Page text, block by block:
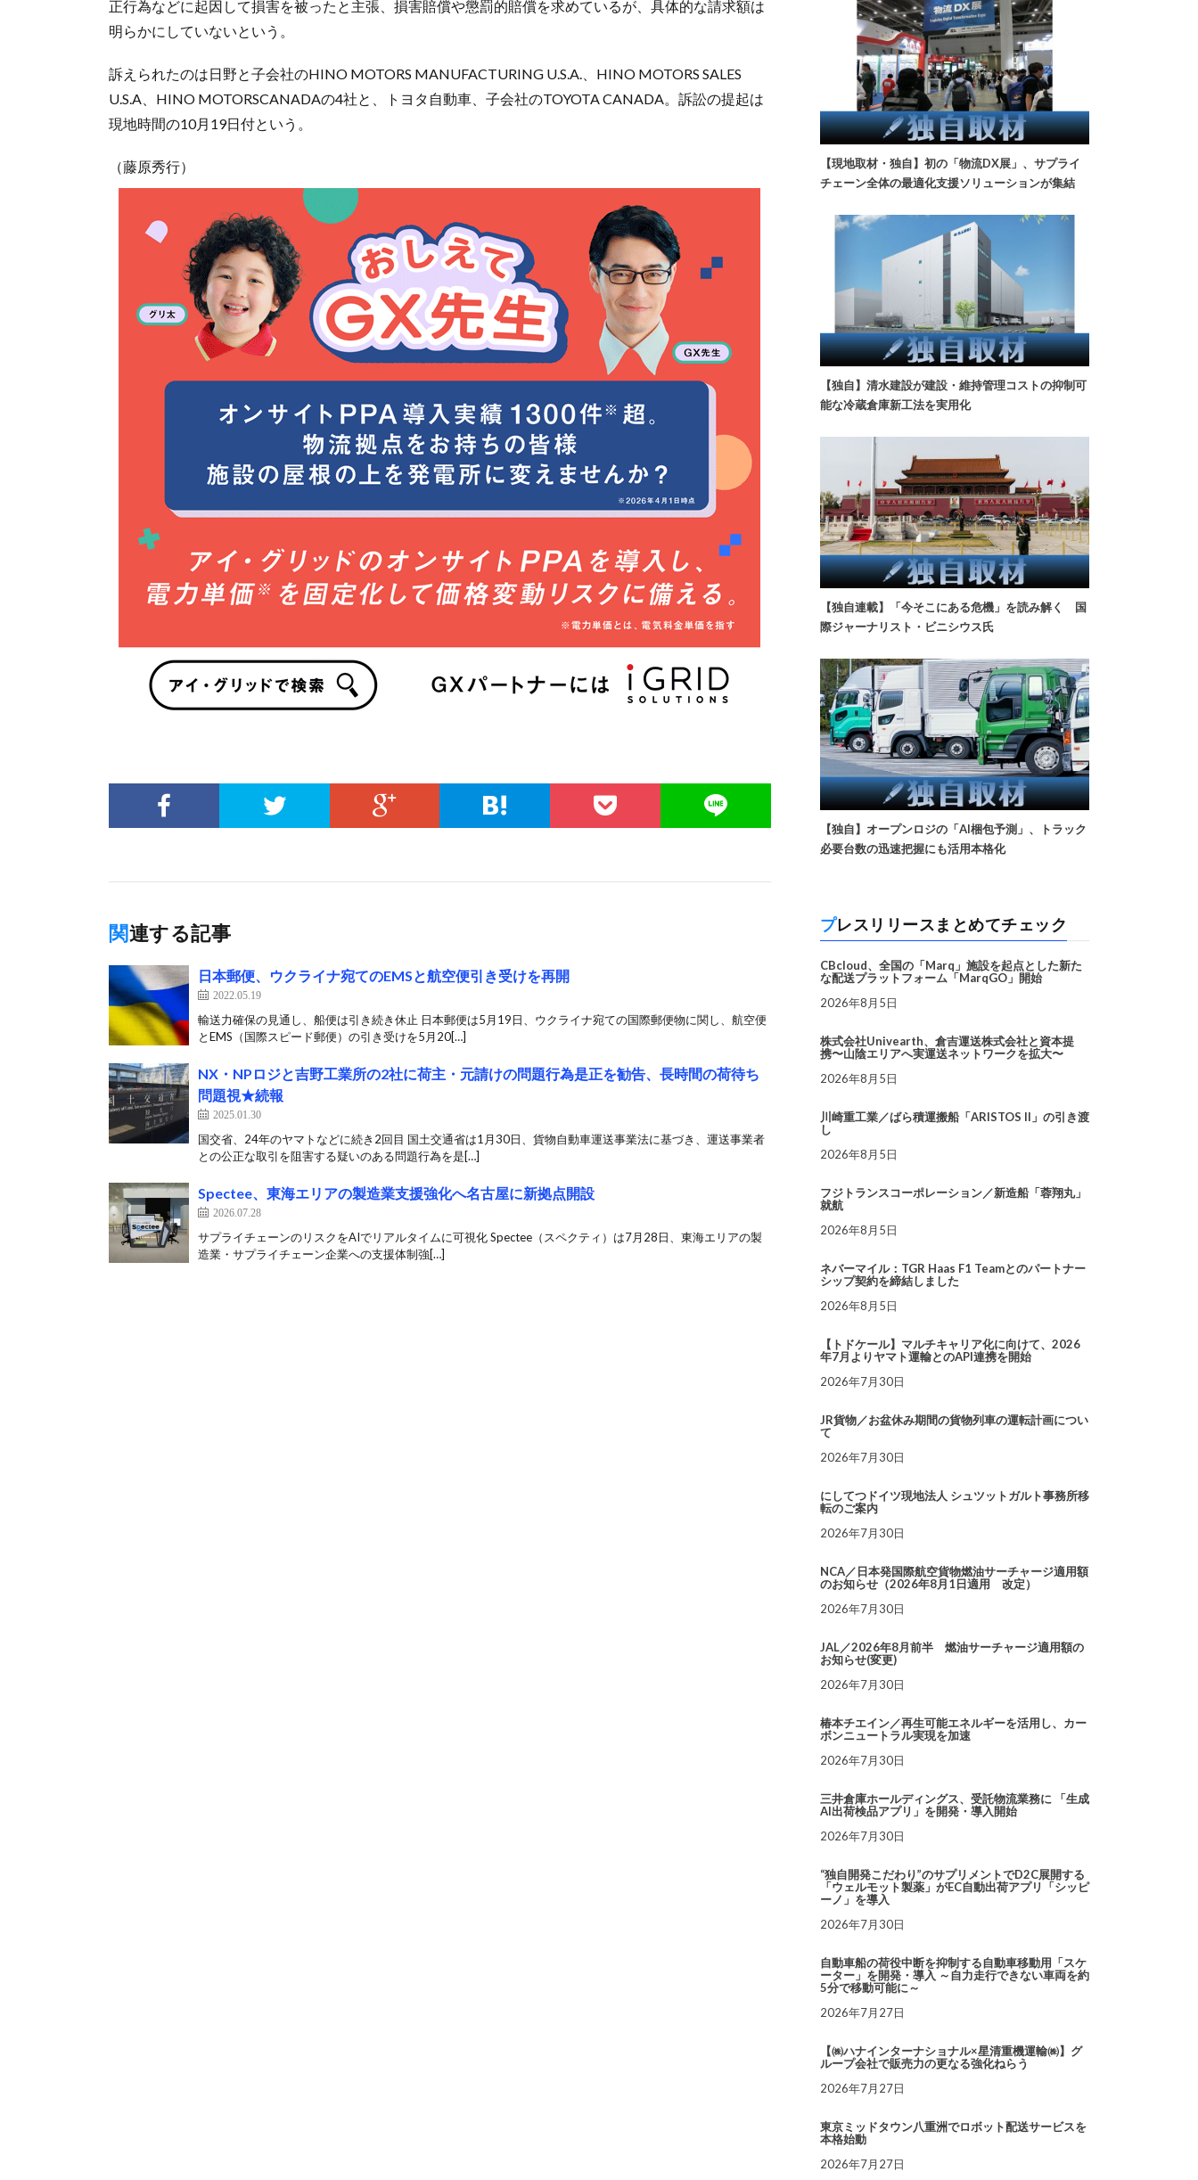
正行為などに起因して損害を被ったと主張、損害賠償や懲罰的賠償を求めているが、具体的な請求額は
明らかにしていないという。
訴えられたのは日野と子会社のHINO MOTORS MANUFACTURING U.S.A.、HINO MOTORS SALES
U.S.A、HINO MOTORSCANADAの4社と、トヨタ自動車、子会社のTOYOTA CANADA。訴訟の提起は
現地時間の10月19日付という。
（藤原秀行）
関連する記事
日本郵便、ウクライナ宛てのEMSと航空便引き受けを再開
2022.05.19
輸送力確保の見通し、船便は引き続き休止 日本郵便は5月19日、ウクライナ宛ての国際郵便物に関し、航空便
とEMS（国際スピード郵便）の引き受けを5月20[…]
NX・NPロジと吉野工業所の2社に荷主・元請けの問題行為是正を勧告、長時間の荷待ち
問題視★続報
2025.01.30
国交省、24年のヤマトなどに続き2回目 国土交通省は1月30日、貨物自動車運送事業法に基づき、運送事業者
との公正な取引を阻害する疑いのある問題行為を是[…]
Spectee、東海エリアの製造業支援強化へ名古屋に新拠点開設
2026.07.28
サプライチェーンのリスクをAIでリアルタイムに可視化 Spectee（スペクティ）は7月28日、東海エリアの製
造業・サプライチェーン企業への支援体制強[…]
【現地取材・独自】初の「物流DX展」、サプライ
チェーン全体の最適化支援ソリューションが集結
【独自】清水建設が建設・維持管理コストの抑制可
能な冷蔵倉庫新工法を実用化
【独自連載】「今そこにある危機」を読み解く 国
際ジャーナリスト・ビニシウス氏
【独自】オープンロジの「AI梱包予測」、トラック
必要台数の迅速把握にも活用本格化
プレスリリースまとめてチェック
CBcloud、全国の「Marq」施設を起点とした新た
な配送プラットフォーム「MarqGO」開始
2026年8月5日
株式会社Univearth、倉吉運送株式会社と資本提
携〜山陰エリアへ実運送ネットワークを拡大〜
2026年8月5日
川崎重工業／ばら積運搬船「ARISTOS II」の引き渡
し
2026年8月5日
フジトランスコーポレーション／新造船「蓉翔丸」
就航
2026年8月5日
ネバーマイル：TGR Haas F1 Teamとのパートナー
シップ契約を締結しました
2026年8月5日
【トドケール】マルチキャリア化に向けて、2026
年7月よりヤマト運輸とのAPI連携を開始
2026年7月30日
JR貨物／お盆休み期間の貨物列車の運転計画につい
て
2026年7月30日
にしてつドイツ現地法人 シュツットガルト事務所移
転のご案内
2026年7月30日
NCA／日本発国際航空貨物燃油サーチャージ適用額
のお知らせ（2026年8月1日適用 改定）
2026年7月30日
JAL／2026年8月前半 燃油サーチャージ適用額の
お知らせ(変更)
2026年7月30日
椿本チエイン／再生可能エネルギーを活用し、カー
ボンニュートラル実現を加速
2026年7月30日
三井倉庫ホールディングス、受託物流業務に 「生成
AI出荷検品アプリ」を開発・導入開始
2026年7月30日
“独自開発こだわり”のサプリメントでD2C展開する
「ウェルモット製薬」がEC自動出荷アプリ「シッピ
ーノ」を導入
2026年7月30日
自動車船の荷役中断を抑制する自動車移動用「スケ
ーター」を開発・導入 ～自力走行できない車両を約
5分で移動可能に～
2026年7月27日
【㈱ハナインターナショナル×星清重機運輸㈱】グ
ループ会社で販売力の更なる強化ねらう
2026年7月27日
東京ミッドタウン八重洲でロボット配送サービスを
本格始動
2026年7月27日